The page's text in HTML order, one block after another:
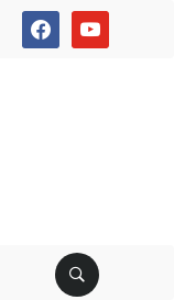
facebookyoutube